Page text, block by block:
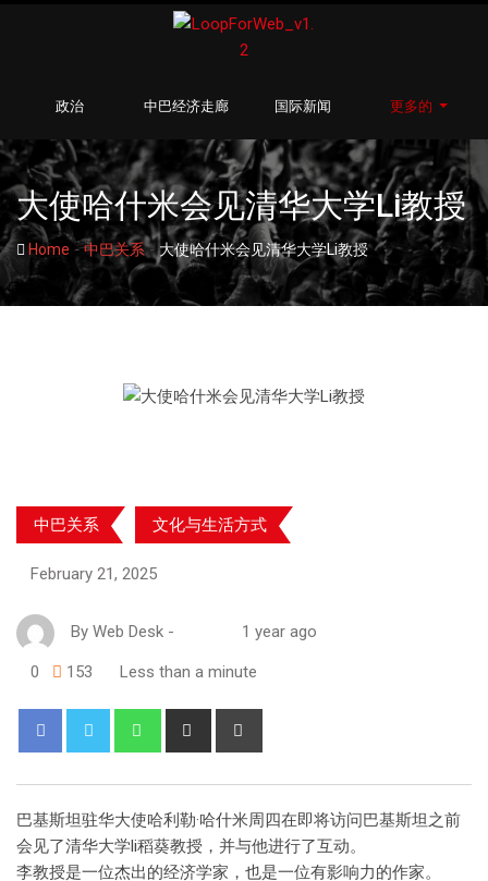
政治 中巴经济走廊 国际新闻 更多的
大使哈什米会见清华大学Li教授
Home -中巴关系-大使哈什米会见清华大学Li教授
中巴关系 文化与生活方式
February 21, 2025
By Web Desk - 1 year ago
0 153 Less than a minute
巴基斯坦驻华大使哈利勒·哈什米周四在即将访问巴基斯坦之前
会见了清华大学li稻葵教授，并与他进行了互动。
李教授是一位杰出的经济学家，也是一位有影响力的作家。